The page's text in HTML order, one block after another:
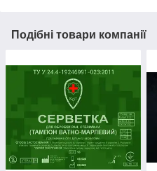
Подібні товари компанії